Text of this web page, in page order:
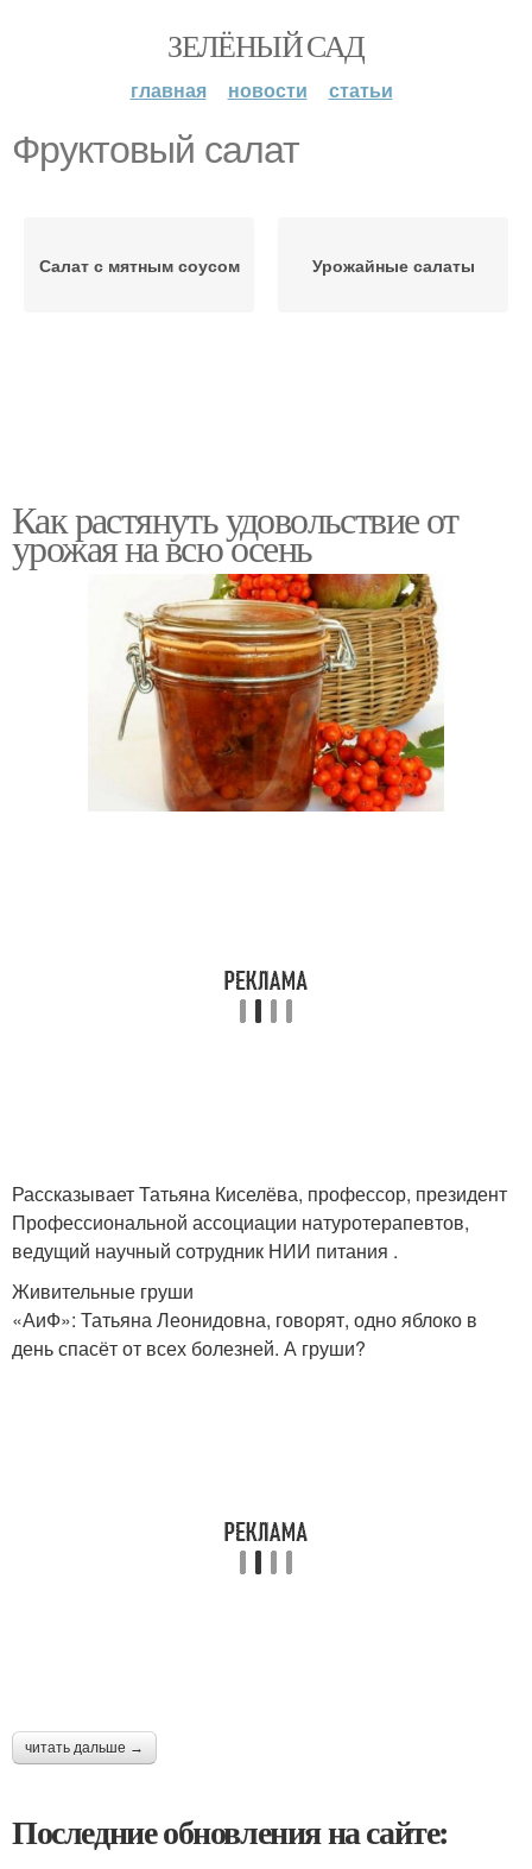
ЗЕЛЁНЫЙ САД
главная новости статьи
Фруктовый салат
Салат с мятным соусом Урожайные салаты
Как растянуть удовольствие от
урожая на всю осень
Рассказывает Татьяна Киселёва, профессор, президент
Профессиональной ассоциации натуротерапевтов,
ведущий научный сотрудник НИИ питания .
Живительные груши
«АиФ»: Татьяна Леонидовна, говорят, одно яблоко в
день спасёт от всех болезней. А груши?
читать дальше →
Последние обновления на сайте: